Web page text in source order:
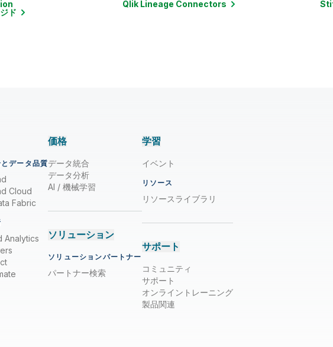
ド
Qlik Lineage Connectors
データ品質
Cloud
Fabric
Analytics
価格
データ統合
データ分析
AI / 機械学習
ソリューション
ソリューションパートナー
パートナー検索
学習
イベント
リソース
リソースライブラリ
サポート
コミュニティ
サポート
オンライントレーニング
製品関連